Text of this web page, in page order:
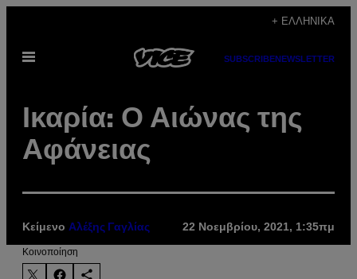
περιεχόμενο
+ ΕΛΛΗΝΙΚΆ
Ανοίξτε
SUBSCRIBENEWSLETTER
Ικαρία: Ο Αιώνας της
Αφάνειας
Κείμενο Αλέξης Γαγλίας 22 Νοεμβρίου, 2021, 1:35πμ
Kοινοποίηση